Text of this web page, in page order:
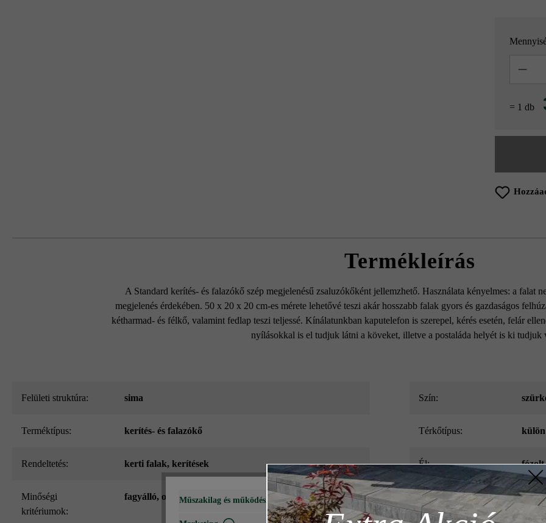
= 1 db
Termékleírás
A Standard kerítés- és falazókő szép megjelenésű zsaluzókőként jellemzhető. Használata kényelmes: a falat
megjelenés érdekében. 50 x 20 x 20 cm-es mérete lehetővé teszi akár hosszabb falak gyors és gazdaságos
kétharmad- és félkő, valamint fedlap teszi teljessé. Kínálatunkban kaputelefon is szerepel, kérés esetén, felár
nyílásokkal is el tudjuk látni a köveket, illetve a postaláda helyét is ki tudjuk
Felületi struktúra: sima Szín:
Terméktípus: kerítés- és falazókő Térkőtípus:
Rendeltetés: kerti falak, kerítések él: fózolt
Minőségi
kritériumok:
fagyálló, olvasztószer használata nem ajánlott
Műszakilag és működéshez szükséges